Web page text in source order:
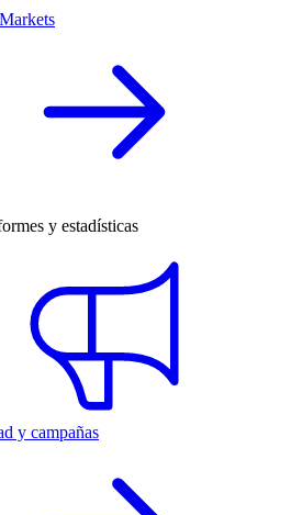
y estadísticas
y campañas